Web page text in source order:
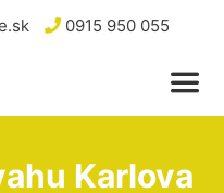
0915 950 055
Karlova